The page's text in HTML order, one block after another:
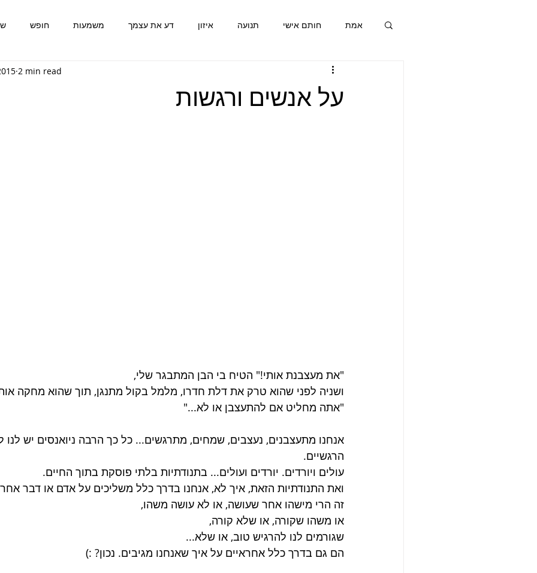
חופש משמעות דע את עצמך איזון תנועה חותם אישי אמת
דע את עצמך חותם אישי
על אנשים ורגשות
2 min read
"את מעצבנת אותי!" הטיח בי הבן המתבגר שלי,
ושניה לפני שהוא טרק את דלת חדרו, מלמל בקול מתנגן, תוך שהוא מחקה
"אתה מחליט אם להתעצבן או לא..."
אנחנו מתעצבנים, נעצבים, שמחים, מתרגשים... כל כך הרבה ניואנסים יש לנו
הרגשיים.
עולים ויורדים. יורדים ועולים... בתנודתיות בלתי פוסקת בתוך החיים.
ואת התנודתיות הזאת, איך לא, אנחנו בדרך כלל משליכים על אדם או דבר
זה הרי מישהו אחר שעושה, או לא עושה משהו,
או משהו שקורה, או שלא קורה,
שגורמים לנו להרגיש טוב, או שלא...
הם גם בדרך כלל אחראיים על איך שאנחנו מגיבים. נכון? :)